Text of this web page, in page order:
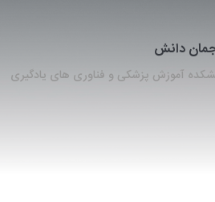
دانش
آموزش پزشکی و فناوری های یادگیری